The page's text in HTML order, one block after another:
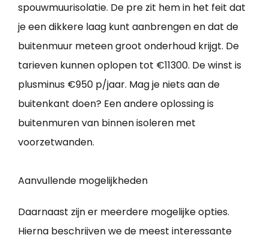
spouwmuurisolatie. De pre zit hem in het feit dat
je een dikkere laag kunt aanbrengen en dat de
buitenmuur meteen groot onderhoud krijgt. De
tarieven kunnen oplopen tot €11300. De winst is
plusminus €950 p/jaar. Mag je niets aan de
buitenkant doen? Een andere oplossing is
buitenmuren van binnen isoleren met
voorzetwanden.
Aanvullende mogelijkheden
Daarnaast zijn er meerdere mogelijke opties.
Hierna beschrijven we de meest interessante